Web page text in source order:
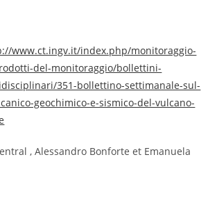
www.ct.ingv.it/index.php/monitoraggio-
del-monitoraggio/bollettini-
351-bollettino-settimanale-sul-
geochimico-e-sismico-del-vulcano-
, Alessandro Bonforte et Emanuela